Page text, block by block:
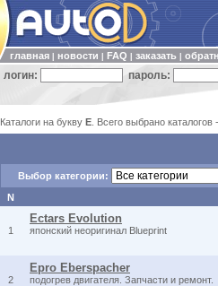
главная новости FAQ заказать
логин: пароль:
Каталоги на букву E . Всего выбрано каталогов -
Выбор категории:
N
1
Ectars Evolution
японский неоригинал Blueprint
2
Epro Eberspacher
подогрев двигателя. Запчасти и ремонт.